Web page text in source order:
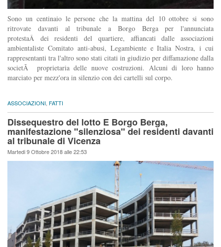
Sono un centinaio le persone che la mattina del 10 ottobre si sono
ritrovate davanti al tribunale a Borgo Berga per l'annunciata
protestaÂ dei residenti del quartiere, affiancati dalle associazioni
ambientaliste Comitato anti-abusi, Legambiente e Italia Nostra, i cui
rappresentanti tra l'altro sono stati citati in giudizio per diffamazione dalla
societÃ proprietaria delle nuove costruzioni. Alcuni di loro hanno
marciato per mezz'ora in silenzio con dei cartelli sul corpo.
ASSOCIAZIONI, FATTI
Dissequestro del lotto E Borgo Berga,
manifestazione "silenziosa" dei residenti davanti
al tribunale di Vicenza
Martedi 9 Ottobre 2018 alle 22:53